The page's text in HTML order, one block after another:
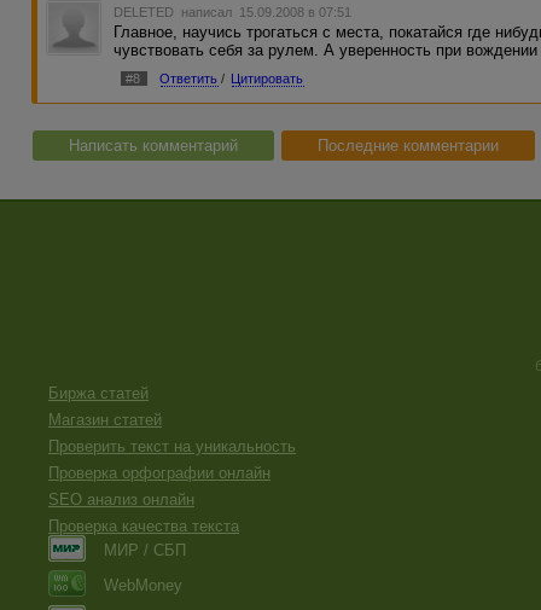
DELETED написал 15.09.2008 в 07:51
Главное, научись трогаться с места, покатайся где
чувствовать себя за рулем. А уверенность при
#8 Ответить / Цитировать
Написать комментарий Последние комментарии
Биржа статей
Магазин статей
Проверить текст на уникальность
Проверка орфографии онлайн
SEO анализ онлайн
Проверка качества текста
МИР / СБП
WebMoney